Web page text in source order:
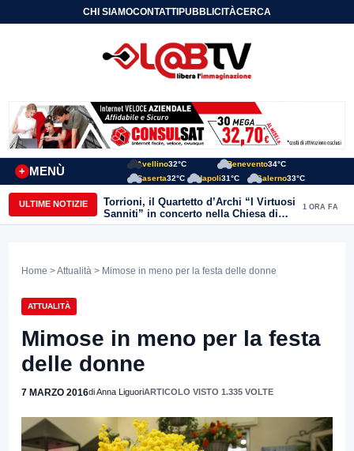
CHI SIAMOCONTATTIPUBBLICITÀCERCA
MENÙ
+
Avellino32°C Benevento34°C
Caserta32°C Napoli31°C Salerno33°C
ULTIME NOTIZIE
Torrioni, il Quartetto d’Archi “I Virtuosi
Sanniti” in concerto nella Chiesa di
San Michele Arcangelo
1 ORA FA
Home >Attualità > Mimose in meno per la festa delle donne
ATTUALITÀ
Mimose in meno per la festa
delle donne
7 MARZO 2016di Anna LiguoriARTICOLO VISTO 1.335 VOLTE